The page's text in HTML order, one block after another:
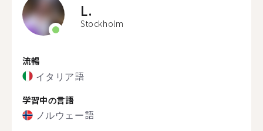
L.
Stockholm
流暢
イタリア語
学習中の言語
ノルウェー語